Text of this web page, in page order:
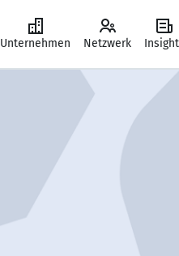
Unternehmen Netzwerk